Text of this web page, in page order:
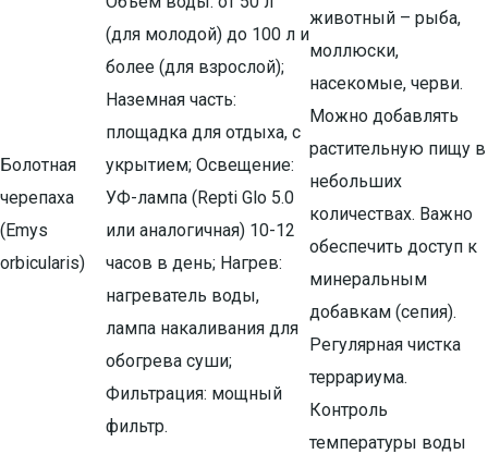
Болотная
черепаха
(Emys
orbicularis)
(для молодой) до 100 л и
более (для взрослой);
Наземная часть:
площадка для отдыха, с
укрытием; Освещение:
УФ-лампа (Repti Glo 5.0
или аналогичная) 10-12
часов в день; Нагрев:
нагреватель воды,
лампа накаливания для
обогрева суши;
Фильтрация: мощный
фильтр.
животный – рыба,
моллюски,
насекомые, черви.
Можно добавлять
растительную пищу в
небольших
количествах. Важно
обеспечить доступ к
минеральным
добавкам (сепия).
Регулярная чистка
террариума.
Контроль
температуры воды